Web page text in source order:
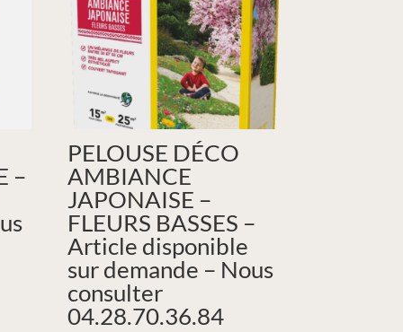
–
PELOUSE DÉCO
AMBIANCE
JAPONAISE –
FLEURS BASSES –
Article disponible
sur demande – Nous
consulter
04.28.70.36.84